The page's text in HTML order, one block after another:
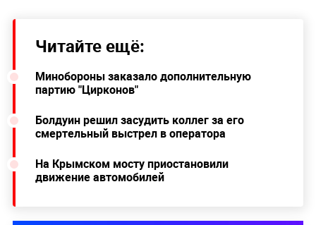
Читайте ещё:
Минобороны заказало дополнительную
партию "Цирконов"
Болдуин решил засудить коллег за его
смертельный выстрел в оператора
На Крымском мосту приостановили
движение автомобилей